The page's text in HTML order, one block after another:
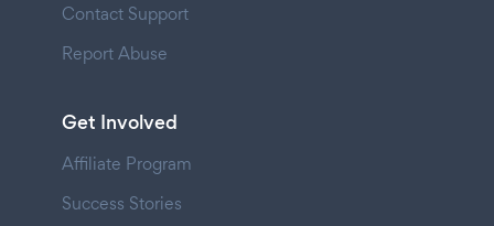
Contact Support
Report Abuse
Get Involved
Affiliate Program
Success Stories